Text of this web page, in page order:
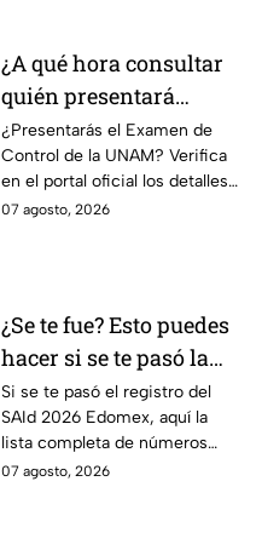
¿A qué hora consultar
quién presentará
examen de control?
¿Presentarás el Examen de
Control de la UNAM? Verifica
en el portal oficial los detalles
de tu cita y los puntajes
07 agosto, 2026
¿Se te fue? Esto puedes
hacer si se te pasó la
fecha de preinscripción
SAID Edomex 2026
Si se te pasó el registro del
SAId 2026 Edomex, aquí la
lista completa de números
telefónicos y correos de
07 agosto, 2026